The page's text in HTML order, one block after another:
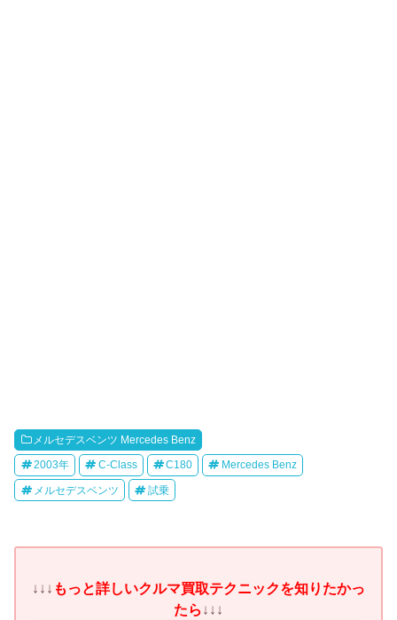
メルセデスベンツ Mercedes Benz
2003年 C-Class C180 Mercedes Benz
メルセデスベンツ 試乗
↓↓↓ もっと詳しいクルマ買取テクニックを知りたかっ
たら ↓↓↓